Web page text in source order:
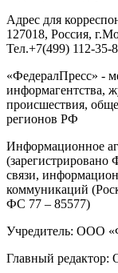
Адрес для
127018, Россия, г.
Тел.+7(499) 112-35-
«ФедералПресс» -
информагентства,
происшествия,
регионов РФ
Информационное
(зарегистрировано
связи,
коммуникаций
ФС 77 – 85577)
Учредитель: ООО
Главный редактор: